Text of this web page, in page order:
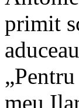
primit
meu